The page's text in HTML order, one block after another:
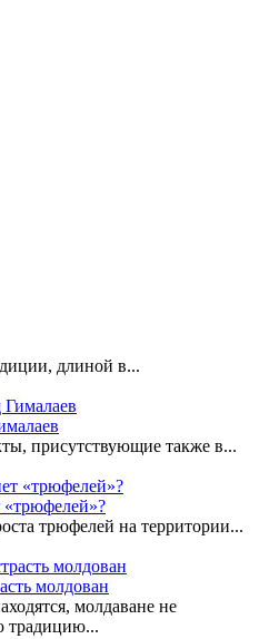
длиной в...
присутствующие также в...
«трюфелей»?
трюфелей на территории...
молдован
молдаване не
традицию...